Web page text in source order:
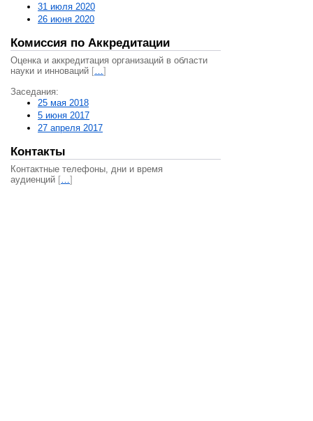
31 июля 2020
26 июня 2020
Комиссия по Аккредитации
Оценка и аккредитация организаций в области
науки и инноваций […]
Заседания:
25 мая 2018
5 июня 2017
27 апреля 2017
Контакты
Контактные телефоны, дни и время
аудиенций […]